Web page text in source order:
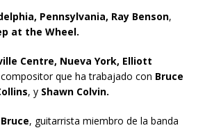
Pennsylvania, Ray Benson,
at the Wheel.
Centre, Nueva York, Elliott
que ha trabajado con Bruce
, y Shawn Colvin.
, guitarrista miembro de la banda